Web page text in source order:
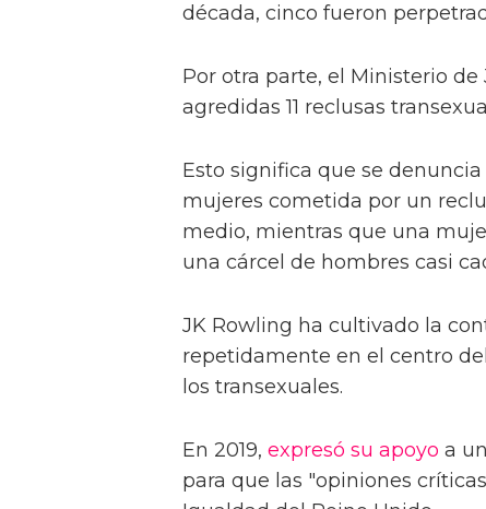
década, cinco fueron
Por otra parte, el Ministerio
agredidas 11 reclusas
Esto significa que se
mujeres cometida por un
medio, mientras que una
una cárcel de hombres casi
JK Rowling ha cultivado la
repetidamente en el centro
los transexuales.
En 2019, expresó su apoyo a
para que las "opiniones